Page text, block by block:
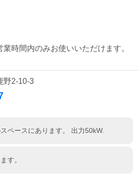
時間内のみお使いいただけます。
野2-10-3
ペースにあります。 出力50kW.
す。